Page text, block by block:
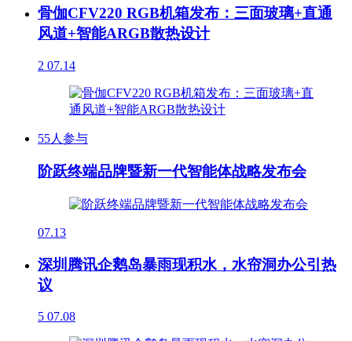
骨伽CFV220 RGB机箱发布：三面玻璃+直通
风道+智能ARGB散热设计
2 07.14
55人参与
阶跃终端品牌暨新一代智能体战略发布会
07.13
深圳腾讯企鹅岛暴雨现积水，水帘洞办公引热
议
5 07.08